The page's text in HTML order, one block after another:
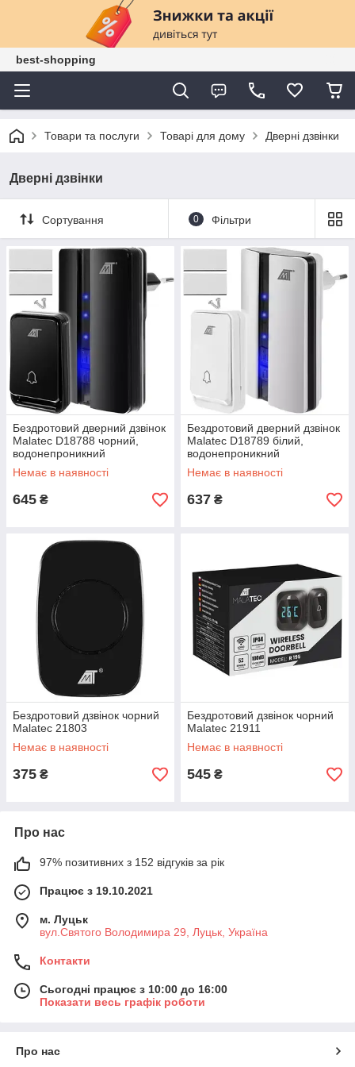
best-shopping
Товари та послуги Товарі для дому Дверні дзвінки
Дверні дзвінки
Сортування 0 Фільтри
Бездротовий дверний дзвінок
Malatec D18788 чорний,
водонепроникний
Немає в наявності
645 ₴
Бездротовий дверний дзвінок
Malatec D18789 білий,
водонепроникний
Немає в наявності
637 ₴
Бездротовий дзвінок чорний
Malatec 21803
Немає в наявності
375 ₴
Бездротовий дзвінок чорний
Malatec 21911
Немає в наявності
545 ₴
Про нас
97% позитивних з 152 відгуків за рік
Працює з 19.10.2021
м. Луцьк
вул.Святого Володимира 29, Луцьк, Україна
Контакти
Сьогодні працює з 10:00 до 16:00
Показати весь графік роботи
Про нас